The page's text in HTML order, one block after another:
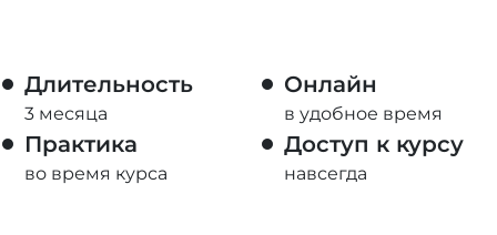
Длительность
3 месяца
Онлайн
в удобное время
Практика
во время курса
Доступ к курсу
навсегда